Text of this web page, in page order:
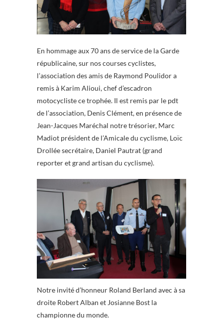
En hommage aux 70 ans de service de la Garde
républicaine, sur nos courses cyclistes,
l’association des amis de Raymond Poulidor a
remis à Karim Alioui, chef d’escadron
motocycliste ce trophée. Il est remis par le pdt
de l’association, Denis Clément, en présence de
Jean-Jacques Maréchal notre trésorier, Marc
Madiot président de l’Amicale du cyclisme, Loïc
Drollée secrétaire, Daniel Pautrat (grand
reporter et grand artisan du cyclisme).
Notre invité d’honneur Roland Berland avec à sa
droite Robert Alban et Josianne Bost la
championne du monde.